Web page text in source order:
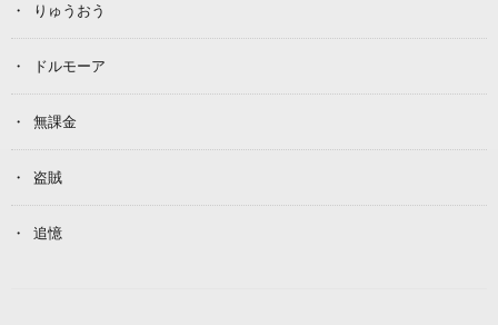
りゅうおう
ドルモーア
無課金
盗賊
追憶